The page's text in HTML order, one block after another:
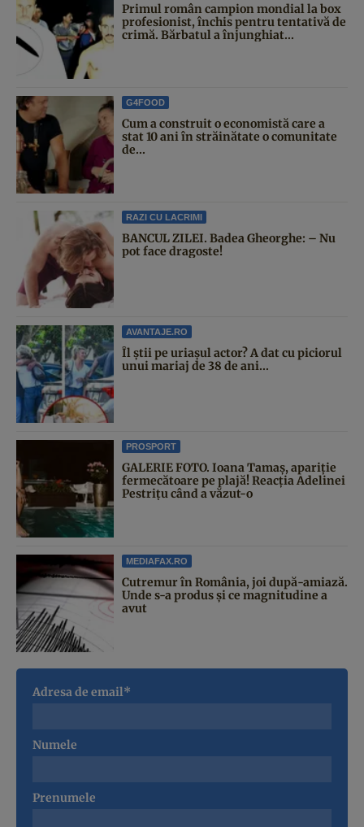
Primul român campion mondial la box
profesionist, închis pentru tentativă de
crimă. Bărbatul a înjunghiat...
G4FOOD
Cum a construit o economistă care a
stat 10 ani în străinătate o comunitate
de...
RAZI CU LACRIMI
BANCUL ZILEI. Badea Gheorghe: – Nu
pot face dragoste!
AVANTAJE.RO
Îl știi pe uriașul actor? A dat cu piciorul
unui mariaj de 38 de ani...
PROSPORT
GALERIE FOTO. Ioana Tamaş, apariție
fermecătoare pe plajă! Reacția Adelinei
Pestrițu când a văzut-o
MEDIAFAX.RO
Cutremur în România, joi după-amiază.
Unde s-a produs și ce magnitudine a
avut
Adresa de email*
Numele
Prenumele